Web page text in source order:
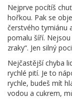
Nejprve pocítíš
hořkou. Pak se
čerstvého tymiánu
pomalu šíří.
zraky“. Jen silný
Nejčastější chyba
rychlé pití. Je to
rychle, budeš mít
vodou a cukrem,